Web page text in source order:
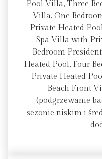
Pool Villa, Three
Villa, One
Private Heated
Spa Villa with
Bedroom
Heated Pool, Four
Private Heated
Beach Front
(podgrzewanie
sezonie niskim i